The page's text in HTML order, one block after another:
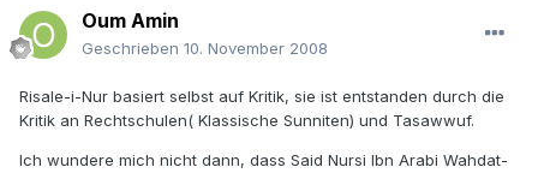
Oum Amin
Geschrieben 10. November 2008
Risale-i-Nur basiert selbst auf Kritik, sie ist entstanden durch die
Kritik an Rechtschulen( Klassische Sunniten) und Tasawwuf.
Ich wundere mich nicht dann, dass Said Nursi Ibn Arabi Wahdat-